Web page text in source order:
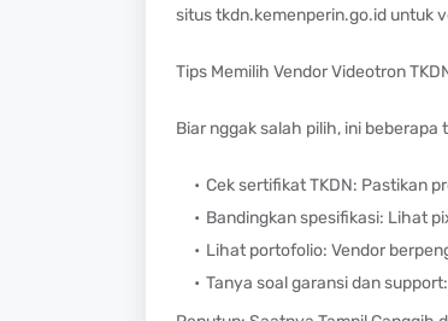
situs tkdn.kemenperin.go.id untuk
Tips Memilih Vendor Videotron
Biar nggak salah pilih, ini beberapa
Cek sertifikat TKDN: Pastikan
Bandingkan spesifikasi: Lihat
Lihat portofolio: Vendor
Tanya soal garansi dan